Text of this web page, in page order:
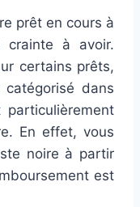
prêt en cours à
crainte à avoir.
certains prêts,
dans
En effet, vous
noire à partir
est